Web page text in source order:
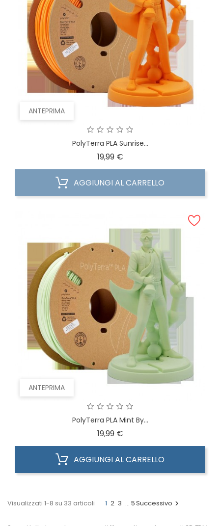
ANTEPRIMA
PolyTerra PLA Sunrise...
19,99 €Prezzo
AGGIUNGI AL CARRELLO
ANTEPRIMA
PolyTerra PLA Mint By...
19,99 €Prezzo
AGGIUNGI AL CARRELLO
Visualizzati 1-8 su 33 articoli 1 2 3 … 5Successivo 